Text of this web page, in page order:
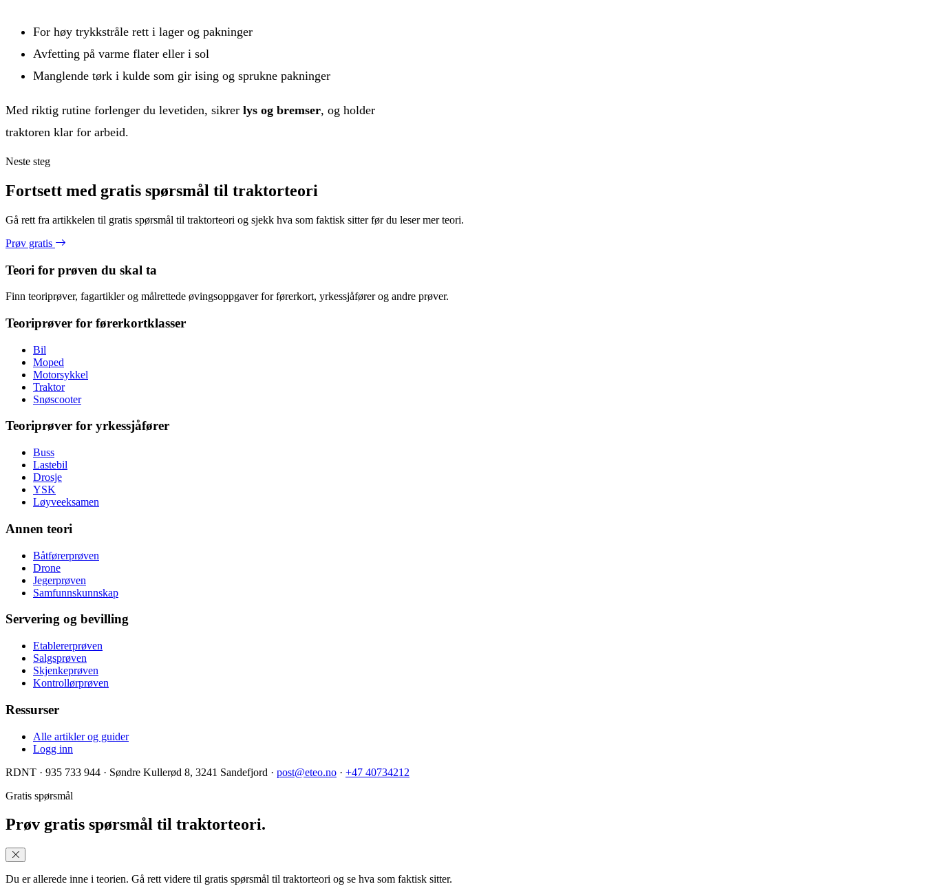
For høy trykkstråle rett i lager og pakninger
Avfetting på varme flater eller i sol
Manglende tørk i kulde som gir ising og sprukne pakninger
Med riktig rutine forlenger du levetiden, sikrer lys og bremser, og holder
traktoren klar for arbeid.
Neste steg
Fortsett med gratis spørsmål til traktorteori
Gå rett fra artikkelen til gratis spørsmål til traktorteori og sjekk hva som faktisk sitter før du leser mer teori.
Prøv gratis
Teori for prøven du skal ta
Finn teoriprøver, fagartikler og målrettede øvingsoppgaver for førerkort, yrkessjåfører og andre prøver.
Teoriprøver for førerkortklasser
Bil
Moped
Motorsykkel
Traktor
Snøscooter
Teoriprøver for yrkessjåfører
Buss
Lastebil
Drosje
YSK
Løyveeksamen
Annen teori
Båtførerprøven
Drone
Jegerprøven
Samfunnskunnskap
Servering og bevilling
Etablererprøven
Salgsprøven
Skjenkeprøven
Kontrollørprøven
Ressurser
Alle artikler og guider
Logg inn
RDNT · 935 733 944 · Søndre Kullerød 8, 3241 Sandefjord · post@eteo.no · +47 40734212
Gratis spørsmål
Prøv gratis spørsmål til traktorteori.
Du er allerede inne i teorien. Gå rett videre til gratis spørsmål til traktorteori og se hva som faktisk sitter.